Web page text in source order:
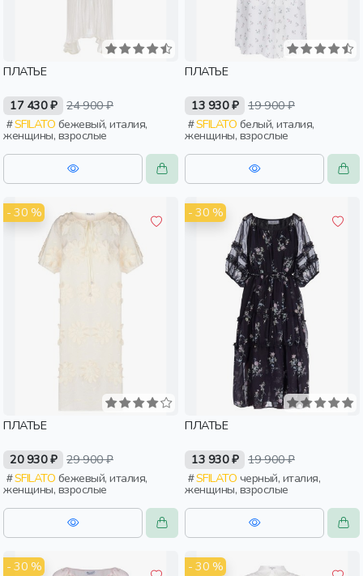
ПЛАТЬЕ
17 430 ₽ 24 900 ₽
SFILATO
женщины, взрослые
ПЛАТЬЕ
13 930 ₽ 19 900 ₽
SFILATO
женщины, взрослые
- 30 %
ПЛАТЬЕ
20 930 ₽ 29 900 ₽
SFILATO
женщины, взрослые
- 30 %
ПЛАТЬЕ
13 930 ₽ 19 900 ₽
SFILATO
женщины, взрослые
- 30 % - 30 %